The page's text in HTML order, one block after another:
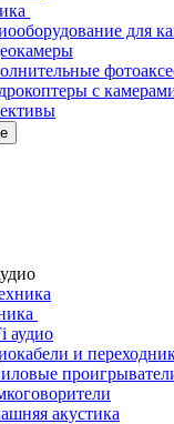
для
с
аудио
и
акустика